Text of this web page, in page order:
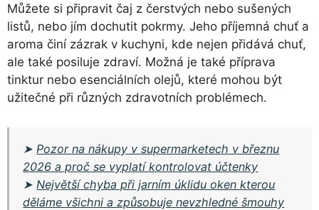
Můžete si připravit čaj z čerstvých nebo sušených
listů, nebo jím dochutit pokrmy. Jeho příjemná chuť a
aroma činí zázrak v kuchyni, kde nejen přidává chuť,
ale také posiluje zdraví. Možná je také příprava
tinktur nebo esenciálních olejů, které mohou být
užitečné při různých zdravotních problémech.
➤ Pozor na nákupy v supermarketech v březnu
2026 a proč se vyplatí kontrolovat účtenky
➤ Největší chyba při jarním úklidu oken kterou
děláme všichni a způsobuje nevzhledné šmouhy